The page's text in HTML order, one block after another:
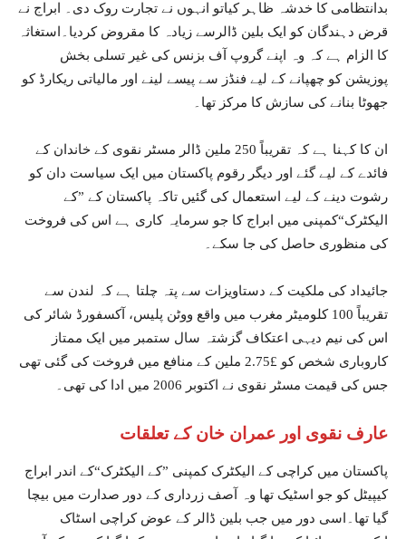
بدانتظامی کا خدشہ ظاہر کیاتو انہوں نے تجارت روک دی۔ ابراج نے
قرض دہندگان کو ایک بلین ڈالرسے زیادہ کا مقروض کردیا۔استغاثہ
کا الزام ہے کہ وہ اپنے گروپ آف بزنس کی غیر تسلی بخش
پوزیشن کو چھپانے کے لیے فنڈز سے پیسے لینے اور مالیاتی ریکارڈ کو
جھوٹا بنانے کی سازش کا مرکز تھا۔
ان کا کہنا ہے کہ تقریباً 250 ملین ڈالر مسٹر نقوی کے خاندان کے
فائدے کے لیے گئے اور دیگر رقوم پاکستان میں ایک سیاست دان کو
رشوت دینے کے لیے استعمال کی گئیں تاکہ پاکستان کے ”کے
الیکٹرک“کمپنی میں ابراج کا جو سرمایہ کاری ہے اس کی فروخت
کی منظوری حاصل کی جا سکے۔
جائیداد کی ملکیت کے دستاویزات سے پتہ چلتا ہے کہ لندن سے
تقریباً 100 کلومیٹر مغرب میں واقع ووٹن پلیس، آکسفورڈ شائر کی
اس کی نیم دیہی اعتکاف گزشتہ سال ستمبر میں ایک ممتاز
کاروباری شخص کو £2.75 ملین کے منافع میں فروخت کی گئی تھی
جس کی قیمت مسٹر نقوی نے اکتوبر 2006 میں ادا کی تھی۔
عارف نقوی اور عمران خان کے تعلقات
پاکستان میں کراچی کے الیکٹرک کمپنی ”کے الیکٹرک“کے اندر ابراج
کیپیٹل کو جو اسٹیک تھا وہ آصف زرداری کے دور صدارت میں بیچا
گیا تھا۔اسی دور میں جب بلین ڈالر کے عوض کراچی اسٹاک